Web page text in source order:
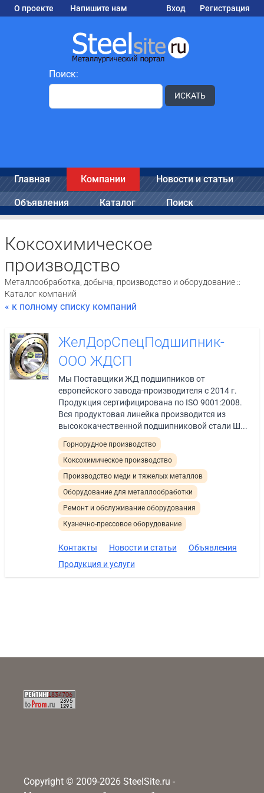
О проекте Напишите нам Вход Регистрация
Поиск:
ИСКАТЬ
Главная Компании Новости и статьи
Объявления Каталог Поиск
Коксохимическое
производство
Металлообработка, добыча, производство и оборудование ::
Каталог компаний
« к полному списку компаний
ЖелДорСпецПодшипник-
ООО ЖДСП
Мы Поставщики ЖД подшипников от
европейского завода-производителя с 2014 г.
Продукция сертифицирована по ISO 9001:2008.
Вся продуктовая линейка производится из
высококачественной подшипниковой стали Ш...
Горнорудное производство
Коксохимическое производство
Производство меди и тяжелых металлов
Оборудование для металлообработки
Ремонт и обслуживание оборудования
Кузнечно-прессовое оборудование
Контакты Новости и статьи
Объявления
Продукция и услуги
Copyright © 2009-2026 SteelSite.ru -